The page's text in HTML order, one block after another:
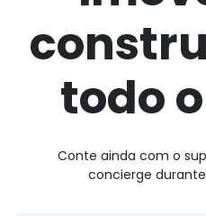
todo
Conte ainda com o
concierge